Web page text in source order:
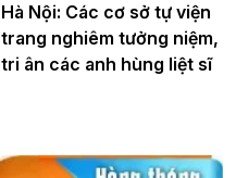
Hà Nội: Các cơ sở tự viện
trang nghiêm tưởng niệm,
tri ân các anh hùng liệt sĩ